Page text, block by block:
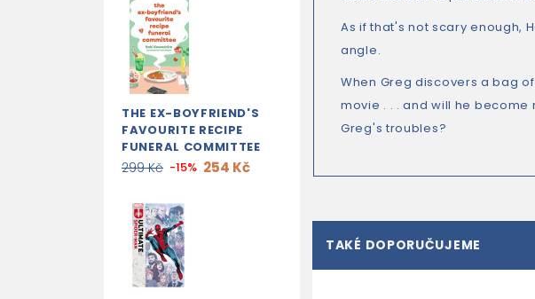
THE EX-BOYFRIEND'S
FAVOURITE RECIPE
FUNERAL COMMITTEE
299 Kč -15% 254 Kč
As if that's not scary enough,
angle.
When Greg discovers a bag
movie . . . and will he
Greg's troubles?
TAKÉ DOPORUČUJEME